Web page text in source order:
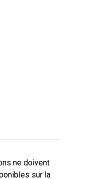
ne doivent
sur la